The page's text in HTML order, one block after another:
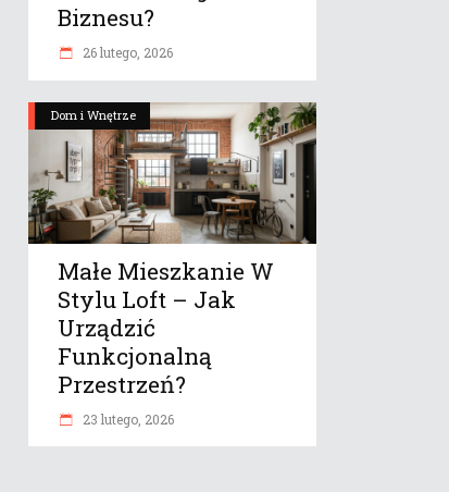
Biznesu?
26 lutego, 2026
Dom i Wnętrze
Małe Mieszkanie W
Stylu Loft – Jak
Urządzić
Funkcjonalną
Przestrzeń?
23 lutego, 2026